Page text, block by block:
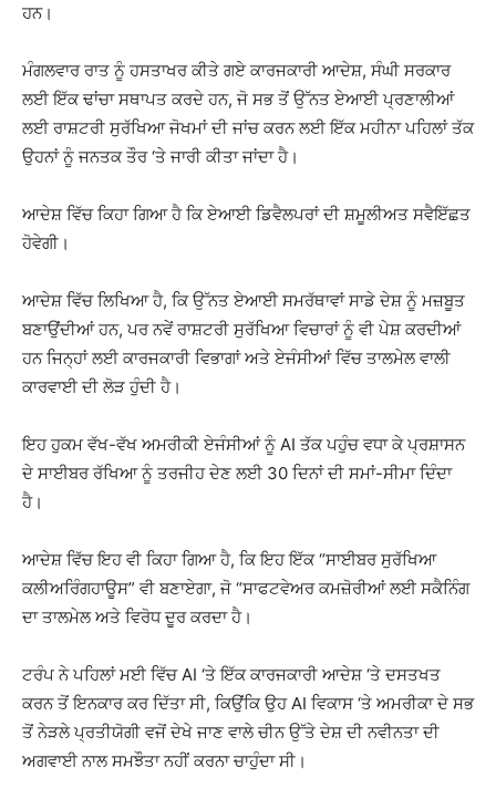
ਹਨ।
ਮੰਗਲਵਾਰ ਰਾਤ ਨੂੰ ਹਸਤਾਖਰ ਕੀਤੇ ਗਏ ਕਾਰਜਕਾਰੀ ਆਦੇਸ਼, ਸੰਘੀ ਸਰਕਾਰ
ਲਈ ਇੱਕ ਢਾਂਚਾ ਸਥਾਪਤ ਕਰਦੇ ਹਨ, ਜੋ ਸਭ ਤੋਂ ਉੱਨਤ ਏਆਈ ਪ੍ਰਣਾਲੀਆਂ
ਲਈ ਰਾਸ਼ਟਰੀ ਸੁਰੱਖਿਆ ਜੋਖਮਾਂ ਦੀ ਜਾਂਚ ਕਰਨ ਲਈ ਇੱਕ ਮਹੀਨਾ ਪਹਿਲਾਂ ਤੱਕ
ਉਹਨਾਂ ਨੂੰ ਜਨਤਕ ਤੌਰ ‘ਤੇ ਜਾਰੀ ਕੀਤਾ ਜਾਂਦਾ ਹੈ।
ਆਦੇਸ਼ ਵਿੱਚ ਕਿਹਾ ਗਿਆ ਹੈ ਕਿ ਏਆਈ ਡਿਵੈਲਪਰਾਂ ਦੀ ਸ਼ਮੂਲੀਅਤ ਸਵੈਇੱਛਤ
ਹੋਵੇਗੀ।
ਆਦੇਸ਼ ਵਿੱਚ ਲਿਖਿਆ ਹੈ, ਕਿ ਉੱਨਤ ਏਆਈ ਸਮਰੱਥਾਵਾਂ ਸਾਡੇ ਦੇਸ਼ ਨੂੰ ਮਜ਼ਬੂਤ ​​
ਬਣਾਉਂਦੀਆਂ ਹਨ, ਪਰ ਨਵੇਂ ਰਾਸ਼ਟਰੀ ਸੁਰੱਖਿਆ ਵਿਚਾਰਾਂ ਨੂੰ ਵੀ ਪੇਸ਼ ਕਰਦੀਆਂ
ਹਨ ਜਿਨ੍ਹਾਂ ਲਈ ਕਾਰਜਕਾਰੀ ਵਿਭਾਗਾਂ ਅਤੇ ਏਜੰਸੀਆਂ ਵਿੱਚ ਤਾਲਮੇਲ ਵਾਲੀ
ਕਾਰਵਾਈ ਦੀ ਲੋੜ ਹੁੰਦੀ ਹੈ।
ਇਹ ਹੁਕਮ ਵੱਖ-ਵੱਖ ਅਮਰੀਕੀ ਏਜੰਸੀਆਂ ਨੂੰ AI ਤੱਕ ਪਹੁੰਚ ਵਧਾ ਕੇ ਪ੍ਰਸ਼ਾਸਨ
ਦੇ ਸਾਈਬਰ ਰੱਖਿਆ ਨੂੰ ਤਰਜੀਹ ਦੇਣ ਲਈ 30 ਦਿਨਾਂ ਦੀ ਸਮਾਂ-ਸੀਮਾ ਦਿੰਦਾ
ਹੈ।
ਆਦੇਸ਼ ਵਿੱਚ ਇਹ ਵੀ ਕਿਹਾ ਗਿਆ ਹੈ, ਕਿ ਇਹ ਇੱਕ “ਸਾਈਬਰ ਸੁਰੱਖਿਆ
ਕਲੀਅਰਿੰਗਹਾਊਸ” ਵੀ ਬਣਾਏਗਾ, ਜੋ “ਸਾਫਟਵੇਅਰ ਕਮਜ਼ੋਰੀਆਂ ਲਈ ਸਕੈਨਿੰਗ
ਦਾ ਤਾਲਮੇਲ ਅਤੇ ਵਿਰੋਧ ਦੂਰ ਕਰਦਾ ਹੈ।
ਟਰੰਪ ਨੇ ਪਹਿਲਾਂ ਮਈ ਵਿੱਚ AI ‘ਤੇ ਇੱਕ ਕਾਰਜਕਾਰੀ ਆਦੇਸ਼ ‘ਤੇ ਦਸਤਖਤ
ਕਰਨ ਤੋਂ ਇਨਕਾਰ ਕਰ ਦਿੱਤਾ ਸੀ, ਕਿਉਂਕਿ ਉਹ AI ਵਿਕਾਸ ‘ਤੇ ਅਮਰੀਕਾ ਦੇ ਸਭ
ਤੋਂ ਨੇੜਲੇ ਪ੍ਰਤੀਯੋਗੀ ਵਜੋਂ ਦੇਖੇ ਜਾਣ ਵਾਲੇ ਚੀਨ ਉੱਤੇ ਦੇਸ਼ ਦੀ ਨਵੀਨਤਾ ਦੀ
ਅਗਵਾਈ ਨਾਲ ਸਮਝੌਤਾ ਨਹੀਂ ਕਰਨਾ ਚਾਹੁੰਦਾ ਸੀ।